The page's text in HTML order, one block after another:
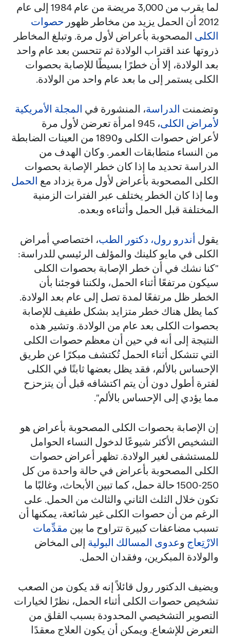
لما يقرب من 3,000 مريضة من عام 1984 إلى عام
2012 أن الحمل يزيد من مخاطر ظهور
حصوات
الكلى المصحوبة بأعراض لأول مرة. وتبلغ المخاطر
ذروتها عند اقتراب الولادة ثم تتحسن بعد عام واحد
بعد الولادة، إلا أن خطرًا بسيطًا للإصابة بحصوات
الكلى يستمر إلى ما بعد عام واحد من الولادة.
وتضمنت الدراسة، المنشورة في المجلة الأمريكية
لأمراض الكلى
، 945 امرأة تعرضن لأول مرة
لأعراض حصوات الكلى و1890 من العينات الضابطة
من النساء متطابقات العمر. وكان الهدف من
الدراسة تحديد ما إذا كان خطر الإصابة بحصوات
الكلى المصحوبة بأعراض لأول مرة يزداد مع الحمل
وما إذا كان الخطر يختلف عبر الفترات الزمنية
المختلفة قبل الحمل وأثناءه وبعده.
يقول أندرو رول، دكتور الطب، اختصاصي أمراض
الكلى في مايو كلينك والمؤلف الرئيسي للدراسة:
"كنا نشك في أن خطر الإصابة بحصوات الكلى
سيكون مرتفعًا أثناء الحمل، ولكننا فوجئنا بأن
الخطر ظل مرتفعًا لمدة تصل إلى عام بعد الولادة.
كما يظل هناك خطر متزايد بشكل طفيف للإصابة
بحصوات الكلى بعد عام من الولادة. وتشير هذه
النتيجة إلى أنه في حين أن معظم حصوات الكلى
التي تتشكل أثناء الحمل تُكتشف مبكرًا عن طريق
الإحساس بالألم، فقد يظل بعضها ثابتًا في الكلى
لفترة أطول دون أن يتم اكتشافه قبل أن يتزحزح
مما يؤدي إلى الإحساس بالألم".
إن الإصابة بحصوات الكلى المصحوبة بأعراض هو
التشخيص الأكثر شيوعًا لدخول النساء الحوامل
للمستشفى لغير الولادة. تظهر أعراض حصوات
الكلى المصحوبة بأعراض في حالة واحدة من كل
250-1500 حالة حمل، كما تبين الأبحاث، وغالبًا ما
تكون خلال الثلث الثاني والثالث من الحمل. على
الرغم من أن حصوات الكلى غير شائعة، يمكنها أن
تسبب مضاعفات كبيرة تتراوح ما بين مقدِّمات
الارْتِعاج وعدوى المسالك البولية إلى المخاض
والولادة المبكرين، وفقدان الحمل.
ويضيف الدكتور رول قائلاً إنه قد يكون من الصعب
تشخيص حصوات الكلى أثناء الحمل، نظرًا لخيارات
التصوير التشخيصي المحدودة بسبب القلق من
التعرض للإشعاع. ويمكن أن يكون العلاج معقدًا